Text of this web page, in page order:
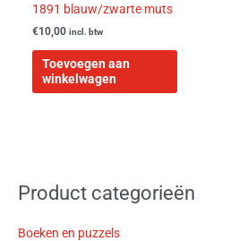
1891 blauw/zwarte muts
€10,00 incl. btw
Toevoegen aan
winkelwagen
Product categorieën
Boeken en puzzels